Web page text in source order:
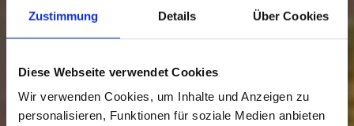
Zustimmung Details Über Cookies
Diese Webseite verwendet Cookies
Wir verwenden Cookies, um Inhalte und Anzeigen zu
personalisieren, Funktionen für soziale Medien anbieten
Shoppingerlebnis. Egal
hob neuste Mode oder
Technik hier werden sie
fündig.Erfahren sie hier